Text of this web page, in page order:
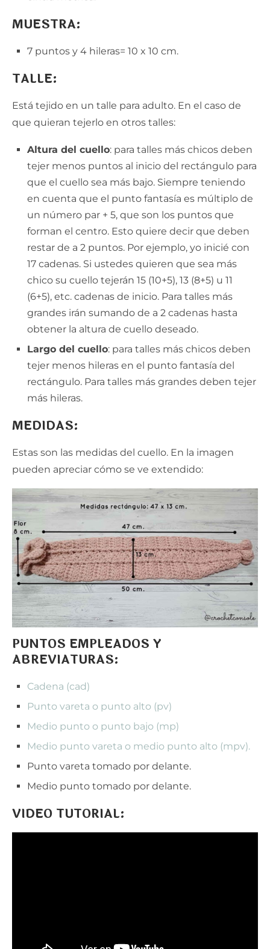
MUESTRA:
7 puntos y 4 hileras= 10 x 10 cm.
TALLE:
Está tejido en un talle para adulto. En el caso de
que quieran tejerlo en otros talles:
Altura del cuello: para talles más chicos deben
tejer menos puntos al inicio del rectángulo para
que el cuello sea más bajo. Siempre teniendo
en cuenta que el punto fantasía es múltiplo de
un número par + 5, que son los puntos que
forman el centro. Esto quiere decir que deben
restar de a 2 puntos. Por ejemplo, yo inicié con
17 cadenas. Si ustedes quieren que sea más
chico su cuello tejerán 15 (10+5), 13 (8+5) u 11
(6+5), etc. cadenas de inicio. Para talles más
grandes irán sumando de a 2 cadenas hasta
obtener la altura de cuello deseado.
Largo del cuello: para talles más chicos deben
tejer menos hileras en el punto fantasía del
rectángulo. Para talles más grandes deben tejer
más hileras.
MEDIDAS:
Estas son las medidas del cuello. En la imagen
pueden apreciar cómo se ve extendido:
PUNTOS EMPLEADOS Y
ABREVIATURAS:
Cadena (cad)
Punto vareta o punto alto (pv)
Medio punto o punto bajo (mp)
Medio punto vareta o medio punto alto (mpv).
Punto vareta tomado por delante.
Medio punto tomado por delante.
VIDEO TUTORIAL: